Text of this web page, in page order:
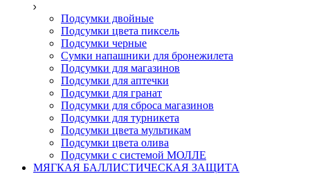
Подсумки двойные
Подсумки цвета пиксель
Подсумки черные
Сумки напашники для бронежилета
Подсумки для магазинов
Подсумки для аптечки
Подсумки для гранат
Подсумки для сброса магазинов
Подсумки для турникета
Подсумки цвета мультикам
Подсумки цвета олива
Подсумки с системой МОЛЛЕ
МЯГКАЯ БАЛЛИСТИЧЕСКАЯ ЗАЩИТА